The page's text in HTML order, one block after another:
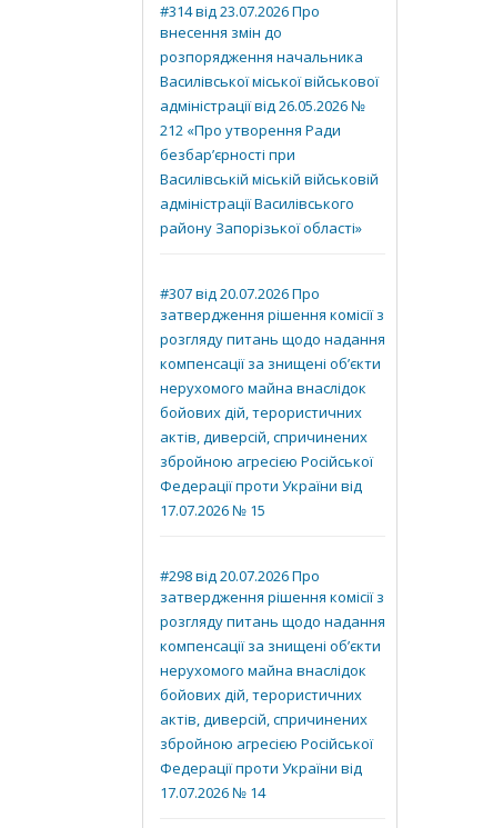
#314 від 23.07.2026 Про
внесення змін до
розпорядження начальника
Василівської міської військової
адміністрації від 26.05.2026 №
212 «Про утворення Ради
безбар’єрності при
Василівській міській військовій
адміністрації Василівського
району Запорізької області»
#307 від 20.07.2026 Про
затвердження рішення комісії з
розгляду питань щодо надання
компенсації за знищені об’єкти
нерухомого майна внаслідок
бойових дій, терористичних
актів, диверсій, спричинених
збройною агресією Російської
Федерації проти України від
17.07.2026 № 15
#298 від 20.07.2026 Про
затвердження рішення комісії з
розгляду питань щодо надання
компенсації за знищені об’єкти
нерухомого майна внаслідок
бойових дій, терористичних
актів, диверсій, спричинених
збройною агресією Російської
Федерації проти України від
17.07.2026 № 14